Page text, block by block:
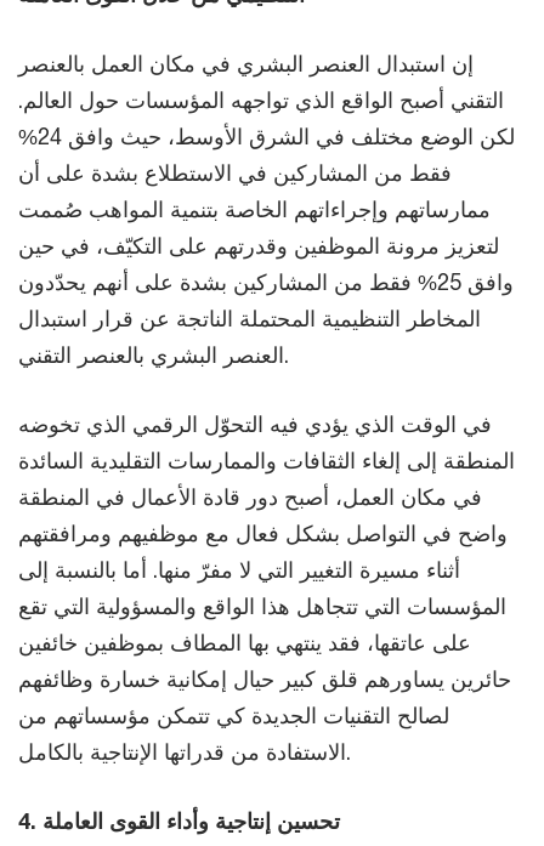
إن استبدال العنصر البشري في مكان العمل بالعنصر
التقني أصبح الواقع الذي تواجهه المؤسسات حول العالم.
لكن الوضع مختلف في الشرق الأوسط، حيث وافق 24%
فقط من المشاركين في الاستطلاع بشدة على أن
ممارساتهم وإجراءاتهم الخاصة بتنمية المواهب صُممت
لتعزيز مرونة الموظفين وقدرتهم على التكيّف، في حين
وافق 25% فقط من المشاركين بشدة على أنهم يحدّدون
المخاطر التنظيمية المحتملة الناتجة عن قرار استبدال
العنصر البشري بالعنصر التقني.
في الوقت الذي يؤدي فيه التحوّل الرقمي الذي تخوضه
المنطقة إلى إلغاء الثقافات والممارسات التقليدية السائدة
في مكان العمل، أصبح دور قادة الأعمال في المنطقة
واضح في التواصل بشكل فعال مع موظفيهم ومرافقتهم
أثناء مسيرة التغيير التي لا مفرّ منها. أما بالنسبة إلى
المؤسسات التي تتجاهل هذا الواقع والمسؤولية التي تقع
على عاتقها، فقد ينتهي بها المطاف بموظفين خائفين
حائرين يساورهم قلق كبير حيال إمكانية خسارة وظائفهم
لصالح التقنيات الجديدة كي تتمكن مؤسساتهم من
الاستفادة من قدراتها الإنتاجية بالكامل.
4. تحسين إنتاجية وأداء القوى العاملة